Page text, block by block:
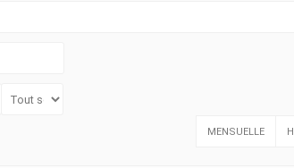
MENSUELLE